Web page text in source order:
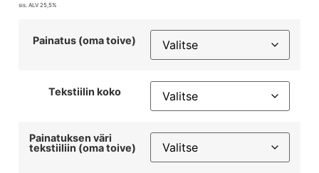
sis. ALV 25,5%
Painatus (oma toive)
Tekstiilin koko
Painatuksen väri
tekstiiliin (oma toive)